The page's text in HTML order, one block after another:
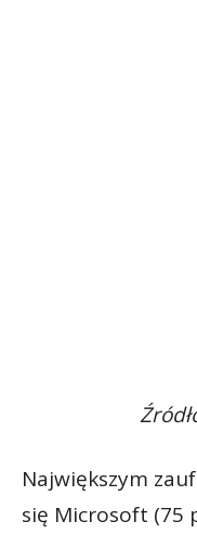
Największym
się Microsoft (75